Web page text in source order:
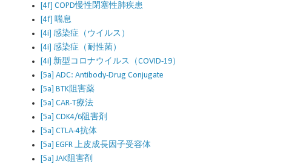
[4f] COPD慢性閉塞性肺疾患
[4f] 喘息
[4i] 感染症（ウイルス）
[4i] 感染症（耐性菌）
[4i] 新型コロナウイルス（COVID-19）
[5a] ADC: Antibody-Drug Conjugate
[5a] BTK阻害薬
[5a] CAR-T療法
[5a] CDK4/6阻害剤
[5a] CTLA-4抗体
[5a] EGFR 上皮成長因子受容体
[5a] JAK阻害剤